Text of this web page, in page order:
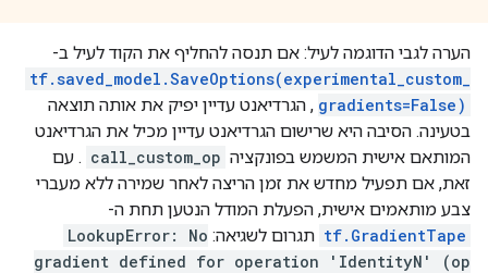
הערה לגבי הדוגמה לעיל: אם תנסה להחליף את הקוד לעיל ב-
tf.saved_model.SaveOptions(experimental_custom_
gradients=False) , הגרדיאנט עדיין יפיק את אותה תוצאה
בטעינה. הסיבה היא שרישום הגרדיאנט עדיין מכיל את הגרדיאנט
המותאם אישית המשמש בפונקציה call_custom_op . עם
זאת, אם תפעיל מחדש את זמן הריצה לאחר שמירה ללא מעברי
צבע מותאמים אישית, הפעלת המודל הנטען תחת ה-
tf.GradientTape תגרום לשגיאה: LookupError: No
gradient defined for operation 'IdentityN' (op